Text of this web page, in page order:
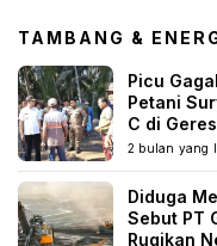
TAMBANG &
Picu
Petani
C di Geres
2 bulan yang
Diduga
Sebut PT
Rugikan